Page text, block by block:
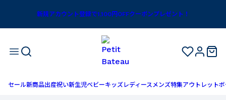
新規アカウント登録で1,100円OFFクーポンプレゼント！
セール新商品出産祝い新生児ベビーキッズ レディースメンズ特集アウトレットボ